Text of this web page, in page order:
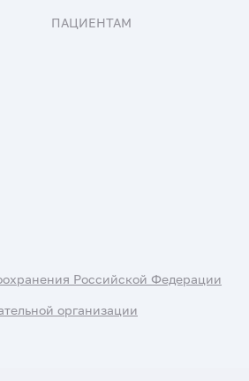
ПАЦИЕНТАМ
Российской Федерации
организации